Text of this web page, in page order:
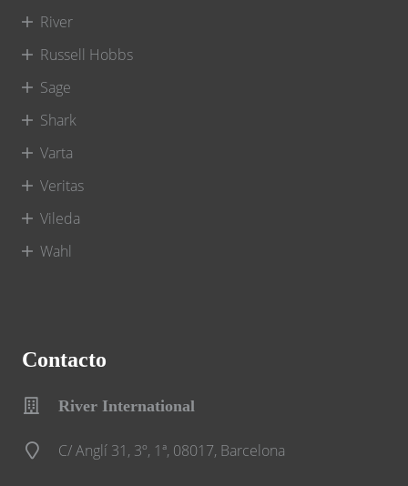
River
Russell Hobbs
Sage
Shark
Varta
Veritas
Vileda
Wahl
Contacto
River International
C/ Anglí 31, 3º, 1ª, 08017, Barcelona